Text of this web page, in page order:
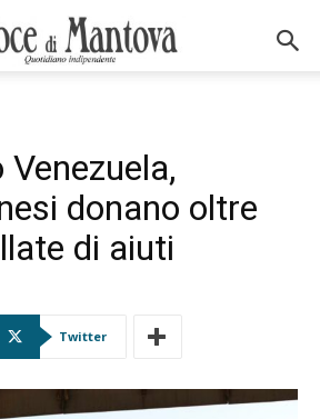
donano oltre
di aiuti
Twitter